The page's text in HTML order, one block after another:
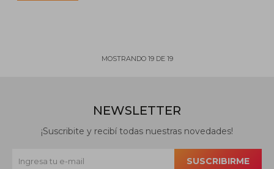
MOSTRANDO 19DE 19
NEWSLETTER
¡Suscribite y recibí todas nuestras novedades!
SUSCRIBIRME